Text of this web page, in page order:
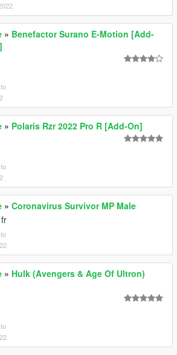
» Benefactor Surano E-Motion [Add-
» Polaris Rzr 2022 Pro R [Add-On]
» Coronavirus Survivor MP Male
fr
» Hulk (Avengers & Age Of Ultron)